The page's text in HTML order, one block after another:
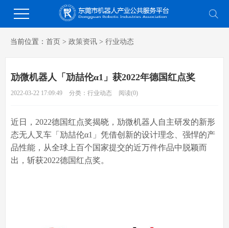
当前位置： 首页 > 政策资讯 > 行业动态
劢微机器人「劢喆伦α1」获2022年德国红点奖
2022-03-22 17:09:49 分类：行业动态 阅读(0)
近日，2022德国红点奖揭晓，劢微机器人自主研发的新形
态无人叉车「劢喆伦α1」凭借创新的设计理念、强悍的产
品性能，从全球上百个国家提交的近万件作品中脱颖而
出，斩获2022德国红点奖。